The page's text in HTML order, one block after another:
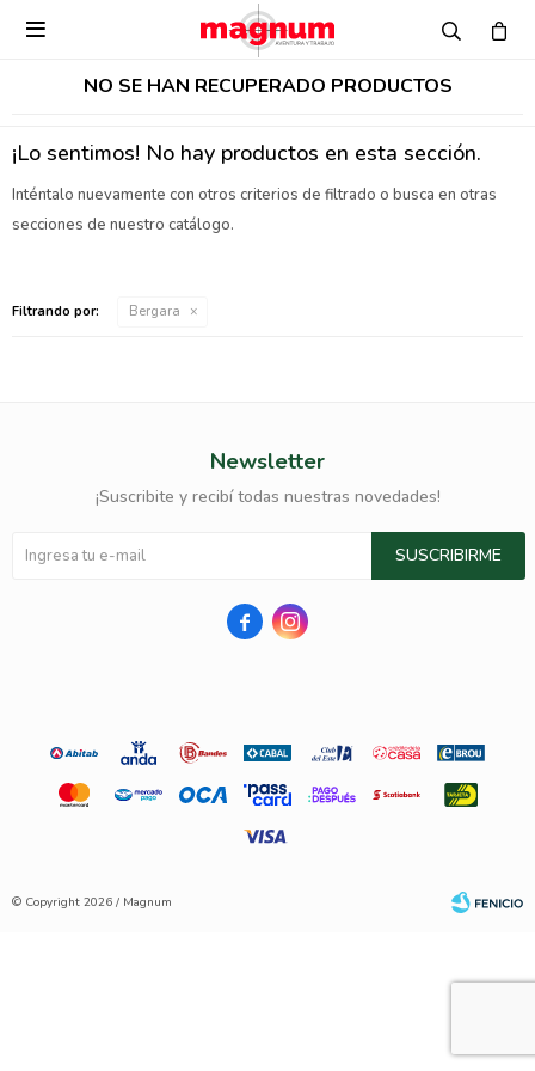

NO SE HAN RECUPERADO PRODUCTOS
¡Lo sentimos! No hay productos en esta sección.
Inténtalo nuevamente con otros criterios de filtrado o busca en otras
secciones de nuestro catálogo.
Filtrando por: Bergara
Newsletter
¡Suscribite y recibí todas nuestras novedades!
SUSCRIBIRME
 
© Copyright 2026 / Magnum